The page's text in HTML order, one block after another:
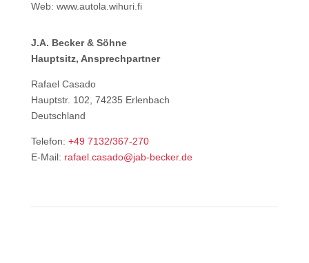
Web: www.autola.wihuri.fi
J.A. Becker & Söhne
Hauptsitz, Ansprechpartner
Rafael Casado
Hauptstr. 102, 74235 Erlenbach
Deutschland
Telefon: +49 7132/367-270
E-Mail: rafael.casado@jab-becker.de